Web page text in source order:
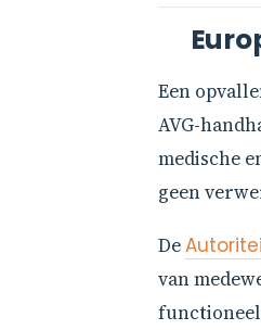
Een
AVG-
medische
geen
De
van
functioneel